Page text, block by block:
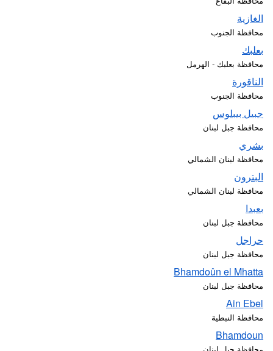
الغازية
محافظة الجنوب
بعلبك
محافظة بعلبك - الهرمل
الناقورة
محافظة الجنوب
جبيل بيبلوس
محافظة جبل لبنان
بشري
محافظة لبنان الشمالي
البترون
محافظة لبنان الشمالي
بعبدا
محافظة جبل لبنان
حراجل
محافظة جبل لبنان
Bhamdoûn el Mhatta
محافظة جبل لبنان
Ain Ebel
محافظة النبطية
Bhamdoun